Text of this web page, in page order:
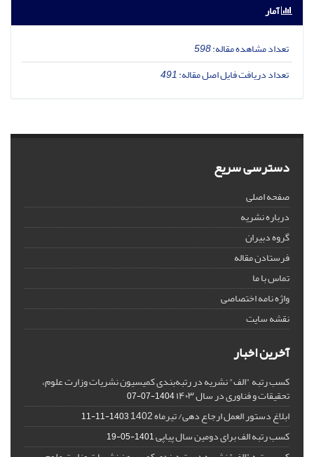
آمار
تعداد مشاهده مقاله:598
تعداد دریافت فایل اصل مقاله:491
دسترسی سریع
صفحه اصلی
درباره نشریه
گروه دبیران
فرستادن مقاله
تماس با ما
واژه نامه اختصاصی
نقشه سایت
آخرین اخبار
کسب رتبه "الف" نشریه در رتبه‌بندی کمیسیون نشریات وزارت علوم،
تحقیقات و فناوری در سال ۱۴۰۳ 1404-07-07
ابلاغ دستور العمل ارجاع دهی/ تیرماه 1402 1403-11-11
کسب رتبه الف برای دومین سال پیاپی1401-05-19